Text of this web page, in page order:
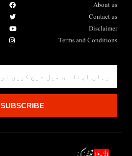
About us
Contact us
Disclaimer
Terms and Conditions
SUBSCRIBE